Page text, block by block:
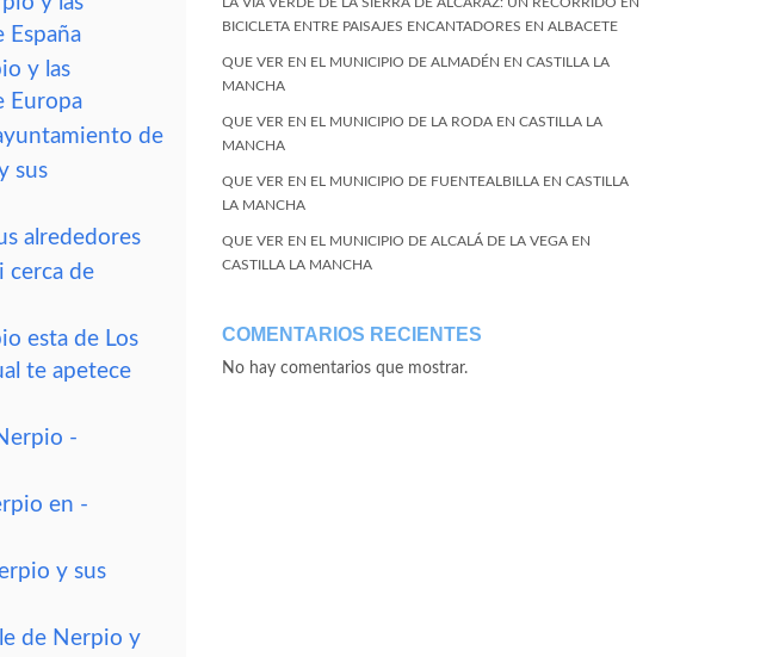
España
y las
Europa
de
sus
alrededores
cerca de
esta de Los
te apetece
-
en -
y sus
de Nerpio y
BICICLETA ENTRE PAISAJES ENCANTADORES EN ALBACETE
QUE VER EN EL MUNICIPIO DE ALMADÉN EN CASTILLA LA
MANCHA
QUE VER EN EL MUNICIPIO DE LA RODA EN CASTILLA LA
MANCHA
QUE VER EN EL MUNICIPIO DE FUENTEALBILLA EN CASTILLA
LA MANCHA
QUE VER EN EL MUNICIPIO DE ALCALÁ DE LA VEGA EN
CASTILLA LA MANCHA
COMENTARIOS RECIENTES
No hay comentarios que mostrar.